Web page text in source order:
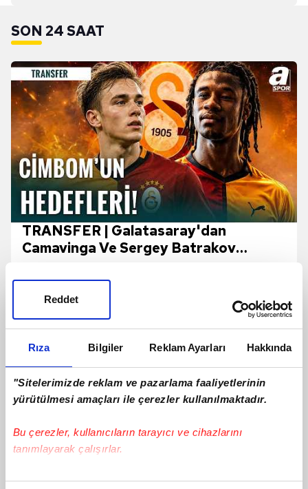
Rıza Bilgiler Reklam Ayarları Hakkında
"Sitelerimizde reklam ve pazarlama faaliyetlerinin
yürütülmesi amaçları ile çerezler kullanılmaktadır.
Bu çerezler, kullanıcıların tarayıcı ve cihazlarını
tanımlayarak çalışırlar.
Bu çerezlere izin vermeniz halinde sizlere özel
Reddet
SON 24 SAAT
TRANSFER | Galatasaray'dan
Camavinga Ve Sergey Batrakov